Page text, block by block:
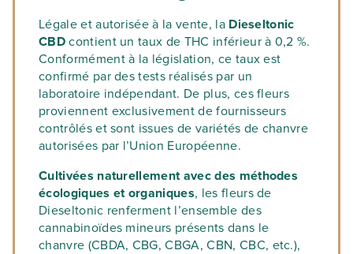
diesel.
Vous l’aurez compris, cette hybridation
illustre parfaitement un mariage réussi
entre deux variétés réputées, offrant des
effets équilibrés et une richesse
aromatique à la fois complexe et
savoureuse.
l’incorporer à vos recettes culinaires —
pâtisseries, plats ou boissons — pour une
consommation savoureuse et originale.
agressions externes et profitent d’une
atmosphère contrôlée, sans pour autant
que cela n’augmente leur prix.
Contrairement à la culture indoor, où les
fleurs poussent dans un sol synthétique et
sous lampes artificielles, les fleurs
greenhouse se développent dans les
champs, sous le soleil, tout en bénéficiant
des nutriments naturellement présents
dans la terre.
Grâce à la culture sous serre, vous pouvez
acheter des fleurs de CBD
de qualité et à
prix abordable !
Légale et autorisée à la vente, la Dieseltonic
CBDcontient un taux de THC inférieur à 0,2 %.
Conformément à la législation, ce taux est
confirmé par des tests réalisés par un
laboratoire indépendant. De plus, ces fleurs
proviennent exclusivement de fournisseurs
contrôlés et sont issues de variétés de chanvre
autorisées par l’Union Européenne.
Cultivées naturellement avec des méthodes
écologiques et organiques, les fleurs de
Dieseltonic renferment l’ensemble des
cannabinoïdes mineurs présents dans le
chanvre (CBDA, CBG, CBGA, CBN, CBC, etc.),